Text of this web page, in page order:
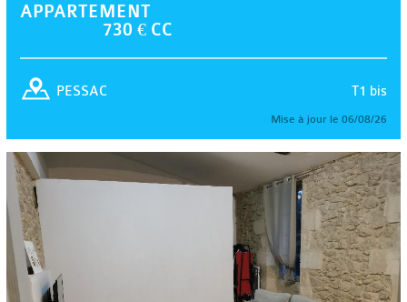
APPARTEMENT
730 € CC
T1 bis
PESSAC
Mise à jour le 06/08/26